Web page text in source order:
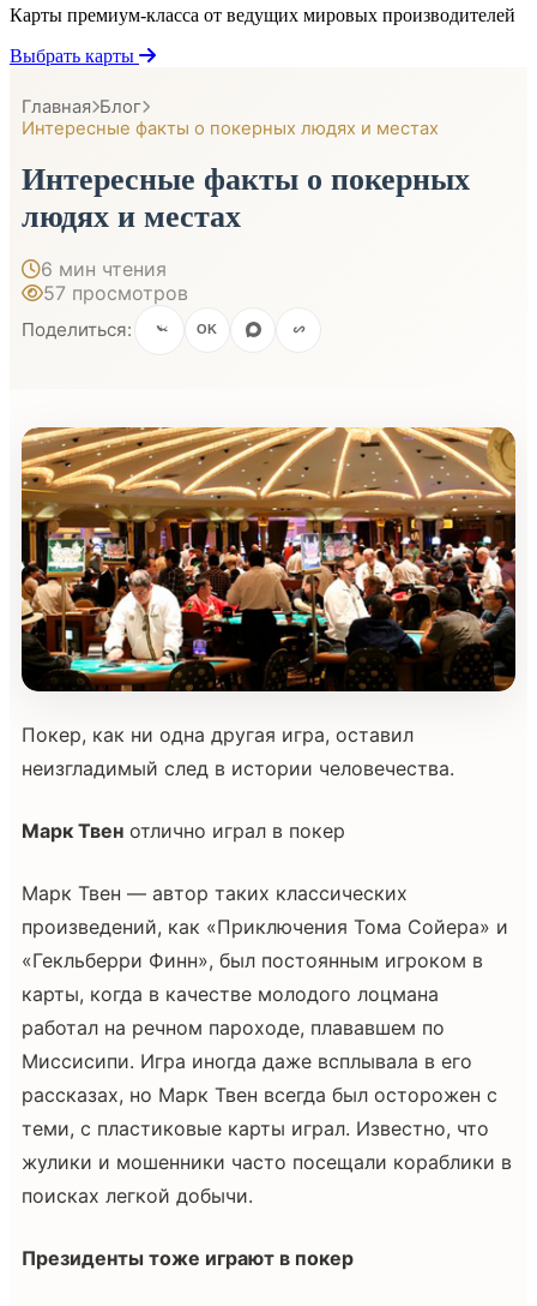
Карты премиум-класса от ведущих мировых производителей
Выбрать карты
Главная Блог
Интересные факты о покерных людях и местах
Интересные факты о покерных
людях и местах
6 мин чтения
57 просмотров
Поделиться: OK
Покер, как ни одна другая игра, оставил
неизгладимый след в истории человечества.
Марк Твен отлично играл в покер
Марк Твен — автор таких классических
произведений, как «Приключения Тома Сойера» и
«Гекльберри Финн», был постоянным игроком в
карты, когда в качестве молодого лоцмана
работал на речном пароходе, плававшем по
Миссисипи. Игра иногда даже всплывала в его
рассказах, но Марк Твен всегда был осторожен с
теми, с пластиковые карты играл. Известно, что
жулики и мошенники часто посещали кораблики в
поисках легкой добычи.
Президенты тоже играют в покер